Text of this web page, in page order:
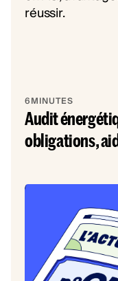
6MINUTES
Audit
obligations,